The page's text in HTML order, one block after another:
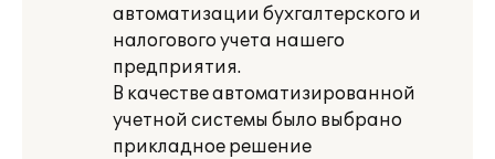
автоматизации бухгалтерского и
налогового учета нашего
предприятия.
В качестве автоматизированной
учетной системы было выбрано
прикладное решение